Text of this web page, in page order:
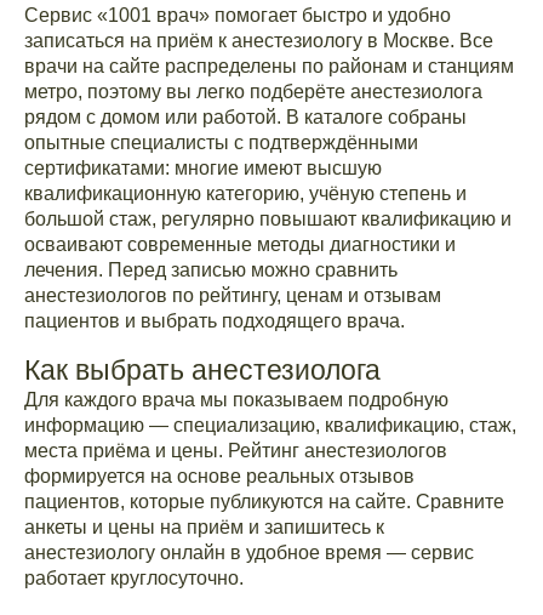
Сервис «1001 врач» помогает быстро и удобно
записаться на приём к анестезиологу в Москве. Все
врачи на сайте распределены по районам и станциям
метро, поэтому вы легко подберёте анестезиолога
рядом с домом или работой. В каталоге собраны
опытные специалисты с подтверждёнными
сертификатами: многие имеют высшую
квалификационную категорию, учёную степень и
большой стаж, регулярно повышают квалификацию и
осваивают современные методы диагностики и
лечения. Перед записью можно сравнить
анестезиологов по рейтингу, ценам и отзывам
пациентов и выбрать подходящего врача.
Как выбрать анестезиолога
Для каждого врача мы показываем подробную
информацию — специализацию, квалификацию, стаж,
места приёма и цены. Рейтинг анестезиологов
формируется на основе реальных отзывов
пациентов, которые публикуются на сайте. Сравните
анкеты и цены на приём и запишитесь к
анестезиологу онлайн в удобное время — сервис
работает круглосуточно.